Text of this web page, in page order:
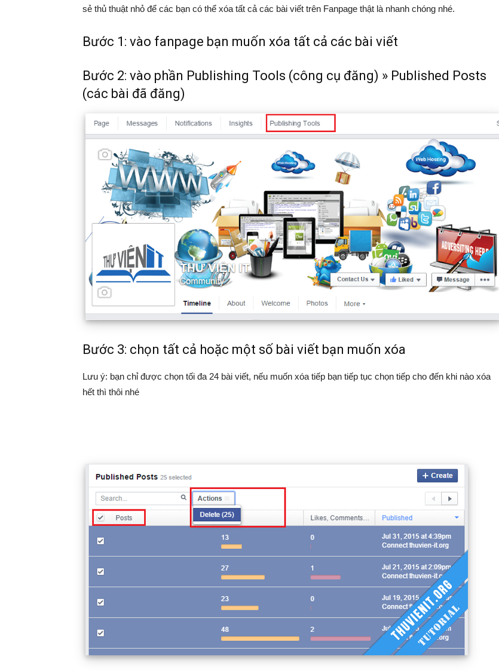
sẻ thủ thuật nhỏ để các bạn có thể xóa tất cả các bài viết trên Fanpage thật là nhanh chóng nhé.
Bước 1: vào fanpage bạn muốn xóa tất cả các bài viết
Bước 2: vào phần Publishing Tools (công cụ đăng) » Published Posts
(các bài đã đăng)
Bước 3: chọn tất cả hoặc một số bài viết bạn muốn xóa
Lưu ý: bạn chỉ được chọn tối đa 24 bài viết, nếu muốn xóa tiếp bạn tiếp tục chọn tiếp cho đến khi nào xóa
hết thì thôi nhé